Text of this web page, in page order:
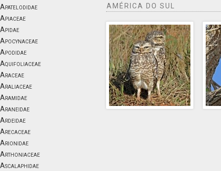
Apatelodidae
Apiaceae
Apidae
Apocynaceae
Apodidae
Aquifoliaceae
Araceae
Araliaceae
Aramidae
Araneidae
Ardeidae
Arecaceae
Arionidae
Arthoniaceae
Ascalaphidae
AMÉRICA DO SUL